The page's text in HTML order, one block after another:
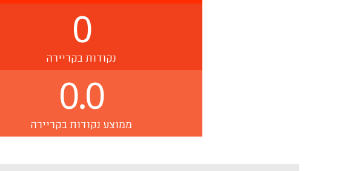
0
נקודות בקריירה
0.0
ממוצע נקודות בקריירה